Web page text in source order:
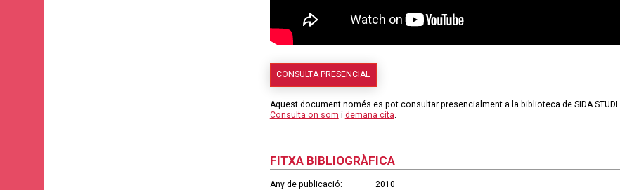
CONSULTA PRESENCIAL
Aquest document només es pot consultar presencialment a la biblioteca de SIDA STUDI.
Consulta on som i demana cita.
FITXA BIBLIOGRÀFICA
Any de publicació:
2010